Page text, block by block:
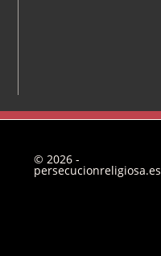
© 2026 -
persecucionreligiosa.es